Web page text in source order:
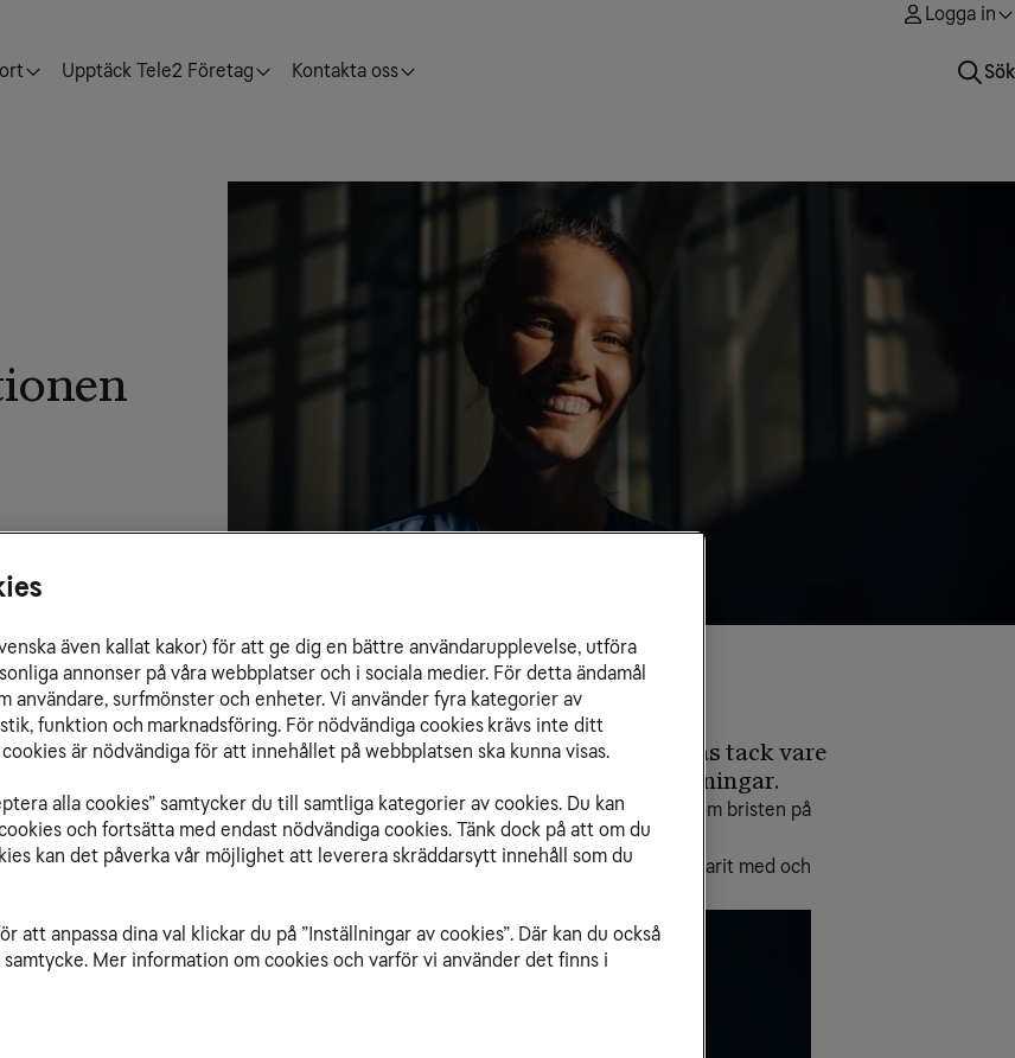
Logga in
Upptäck Tele2 Företag Kontakta oss Sök
videomöten med läkare. Vården har redan börjat revolutioneras tack vare
till hemmet och ambulanser blir rullande akutmottagningar.
alltmer vård. Det går åt mer resurser och krävs ökad bemanning, samtidigt som bristen på
vårdbehov kommer vi behöva dra nytta av digitalisering och ny teknik.
en ny fas, säger Torbjörn Zars. Han är specialistsäljare på Tele2 Företag och har varit med och
även kallat kakor) för att ge dig en bättre användarupplevelse, utföra
annonser på våra webbplatser och i sociala medier. För detta ändamål
användare, surfmönster och enheter. Vi använder fyra kategorier av
funktion och marknadsföring. För nödvändiga cookies krävs inte ditt
är nödvändiga för att innehållet på webbplatsen ska kunna visas.
alla cookies” samtycker du till samtliga kategorier av cookies. Du kan
och fortsätta med endast nödvändiga cookies. Tänk dock på att om du
kan det påverka vår möjlighet att leverera skräddarsytt innehåll som du
att anpassa dina val klickar du på ”Inställningar av cookies”. Där kan du också
Mer information om cookies och varför vi använder det finns i